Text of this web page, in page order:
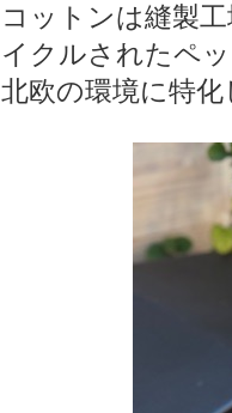
コットンは縫製
イクルされたペ
北欧の環境に特